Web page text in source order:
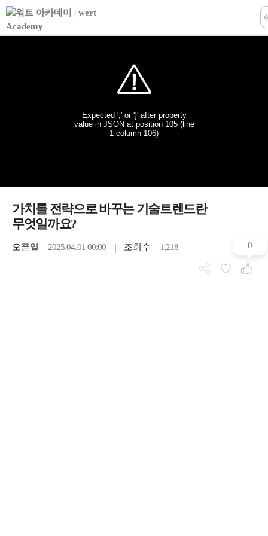
가치를 전략으로 바꾸는 기술트렌드란
무엇일까요?
오픈일 2025.04.01 00:00 조회수 1,218 0
학습창